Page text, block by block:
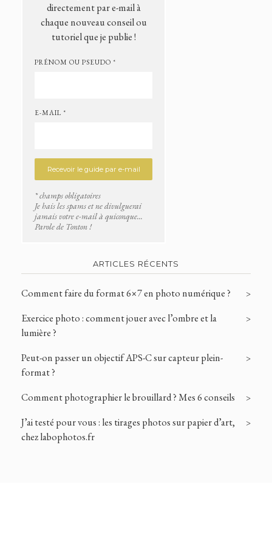
directement par e-mail à
chaque nouveau conseil ou
tutoriel que je publie !
PRÉNOM OU PSEUDO *
E-MAIL *
* champs obligatoires
Je hais les spams et ne divulguerai
jamais votre e-mail à quiconque...
Parole de Tonton !
ARTICLES RÉCENTS
Comment faire du format 6×7 en photo numérique ?
Exercice photo : comment jouer avec l’ombre et la
lumière ?
Peut-on passer un objectif APS-C sur capteur plein-
format ?
Comment photographier le brouillard ? Mes 6 conseils
J’ai testé pour vous : les tirages photos sur papier d’art,
chez labophotos.fr